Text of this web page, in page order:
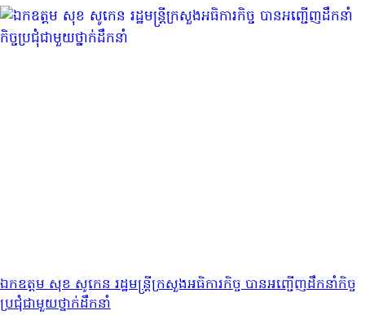
ឯកឧត្តម សុខ សូកេន រដ្ឋមន្ត្រីក្រសួងអធិការកិច្ច បានអញ្ជើញដឹកនាំកិច្ច
ប្រជុំជាមួយថ្នាក់ដឹកនាំ